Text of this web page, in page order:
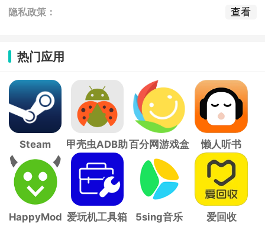
隐私政策： 查看
热门应用
Steam
甲壳虫ADB助
手
百分网游戏盒
子
懒人听书
HappyMod 爱玩机工具箱 5sing音乐 爱回收